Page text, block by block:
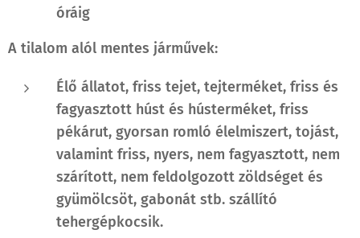
óráig
A tilalom alól mentes járművek:
Élő állatot, friss tejet, tejterméket, friss és
fagyasztott húst és hústerméket, friss
pékárut, gyorsan romló élelmiszert, tojást,
valamint friss, nyers, nem fagyasztott, nem
szárított, nem feldolgozott zöldséget és
gyümölcsöt, gabonát stb. szállító
tehergépkocsik.